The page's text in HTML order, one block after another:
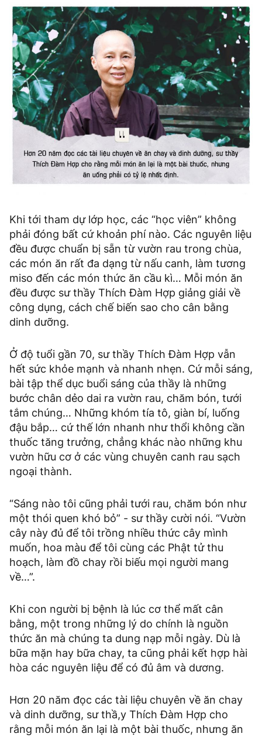
Khi tới tham dự lớp học, các “học viên” không
phải đóng bất cứ khoản phí nào. Các nguyên liệu
đều được chuẩn bị sẵn từ vườn rau trong chùa,
các món ăn rất đa dạng từ nấu canh, làm tương
miso đến các món thức ăn cầu kì… Mỗi món ăn
đều được sư thầy Thích Đàm Hợp giảng giải về
công dụng, cách chế biến sao cho cân bằng
dinh dưỡng.
Ở độ tuổi gần 70, sư thầy Thích Đàm Hợp vẫn
hết sức khỏe mạnh và nhanh nhẹn. Cứ mỗi sáng,
bài tập thể dục buổi sáng của thầy là những
bước chân dẻo dai ra vườn rau, chăm bón, tưới
tắm chúng… Những khóm tía tô, giàn bí, luống
đậu bắp… cứ thế lớn nhanh như thổi không cần
thuốc tăng trưởng, chẳng khác nào những khu
vườn hữu cơ ở các vùng chuyên canh rau sạch
ngoại thành.
“Sáng nào tôi cũng phải tưới rau, chăm bón như
một thói quen khó bỏ” - sư thầy cười nói. “Vườn
cây này đủ để tôi trồng nhiều thức cây mình
muốn, hoa màu để tôi cùng các Phật tử thu
hoạch, làm đồ chay rồi biếu mọi người mang
về…”.
Khi con người bị bệnh là lúc cơ thể mất cân
bằng, một trong những lý do chính là nguồn
thức ăn mà chúng ta dung nạp mỗi ngày. Dù là
bữa mặn hay bữa chay, ta cũng phải kết hợp hài
hòa các nguyên liệu để có đủ âm và dương.
Hơn 20 năm đọc các tài liệu chuyên về ăn chay
và dinh dưỡng, sư thầ,y Thích Đàm Hợp cho
rằng mỗi món ăn lại là một bài thuốc, nhưng ăn